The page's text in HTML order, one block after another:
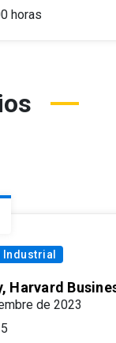
horas
Harvard
de 2023